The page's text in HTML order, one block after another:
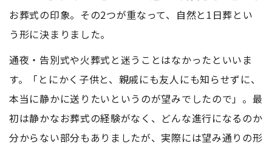
お葬式の印象。その2つが重なって、自然と1日葬とい
う形に決まりました。
通夜・告別式や火葬式と迷うことはなかったといいま
す。「とにかく子供と、親戚にも友人にも知らせずに、
本当に静かに送りたいというのが望みでしたので」。最
初は静かなお葬式の経験がなく、どんな進行になるのか
分からない部分もありましたが、実際には望み通りの形